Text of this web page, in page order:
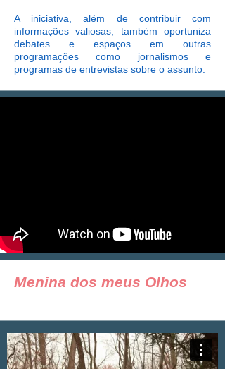
A iniciativa, além de contribuir com
informações valiosas, também oportuniza
debates e espaços em outras
programações como jornalismos e
programas de entrevistas sobre o assunto.
Menina dos meus Olhos